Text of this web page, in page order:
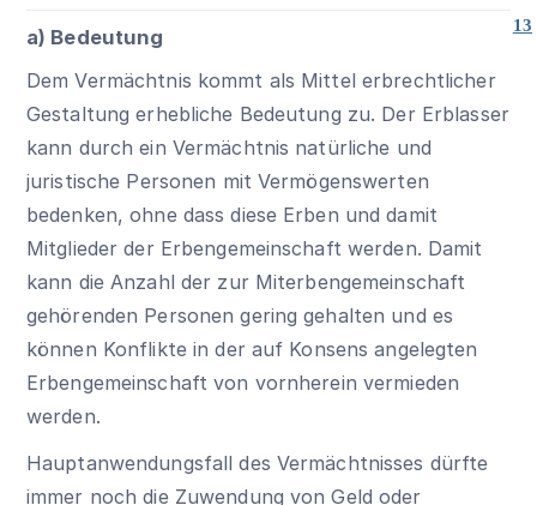
13
a) Bedeutung
Dem Vermächtnis kommt als Mittel erbrechtlicher
Gestaltung erhebliche Bedeutung zu. Der Erblasser
kann durch ein Vermächtnis natürliche und
juristische Personen mit Vermögenswerten
bedenken, ohne dass diese Erben und damit
Mitglieder der Erbengemeinschaft werden. Damit
kann die Anzahl der zur Miterbengemeinschaft
gehörenden Personen gering gehalten und es
können Konflikte in der auf Konsens angelegten
Erbengemeinschaft von vornherein vermieden
werden.
Hauptanwendungsfall des Vermächtnisses dürfte
immer noch die Zuwendung von Geld oder